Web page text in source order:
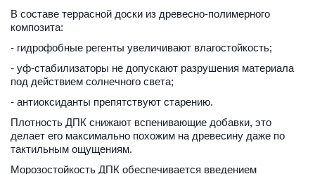
В составе террасной доски из древесно-полимерного
композита:
- гидрофобные регенты увеличивают влагостойкость;
- уф-стабилизаторы не допускают разрушения материала
под действием солнечного света;
- антиоксиданты препятствуют старению.
Плотность ДПК снижают вспенивающие добавки, это
делает его максимально похожим на древесину даже по
тактильным ощущениям.
Морозостойкость ДПК обеспечивается введением